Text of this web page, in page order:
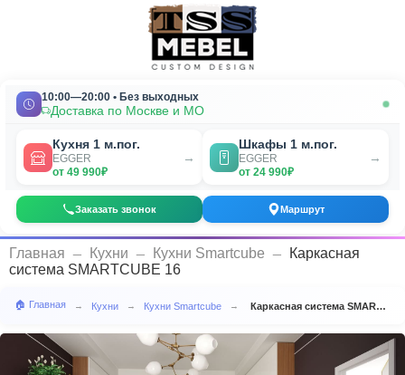
10:00—20:00 • Без выходных
Доставка по Москве и МО
Кухня 1 м.пог.
EGGER
от 49 990₽
→
Шкафы 1 м.пог.
EGGER
от 24 990₽
→
Заказать звонок Маршрут
Главная Кухни Кухни Smartcube
Каркасная
система SMARTCUBE 16
🏠 Главная → Кухни → Кухни Smartcube → Каркасная система SMARTCUBE 16